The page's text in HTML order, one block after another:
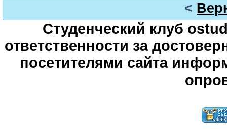
<
Студенческий клуб
ответственности за
посетителями сайта